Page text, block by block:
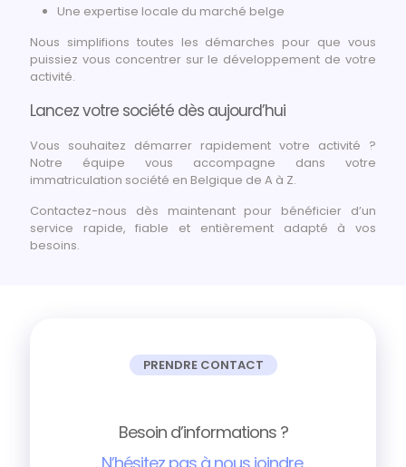
Une expertise locale du marché belge
Nous simplifions toutes les démarches pour que vous
puissiez vous concentrer sur le développement de votre
activité.
Lancez votre société dès aujourd’hui
Vous souhaitez démarrer rapidement votre activité ?
Notre équipe vous accompagne dans votre
immatriculation société en Belgique de A à Z.
Contactez-nous dès maintenant pour bénéficier d’un
service rapide, fiable et entièrement adapté à vos
besoins.
PRENDRE CONTACT
Besoin d’informations ?